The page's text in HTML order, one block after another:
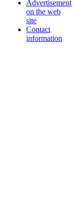
Advertisement
on the web
site
Contact
information